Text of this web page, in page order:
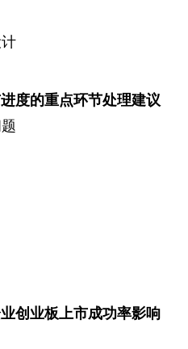
度的重点环节处理建议
创业板上市成功率影响